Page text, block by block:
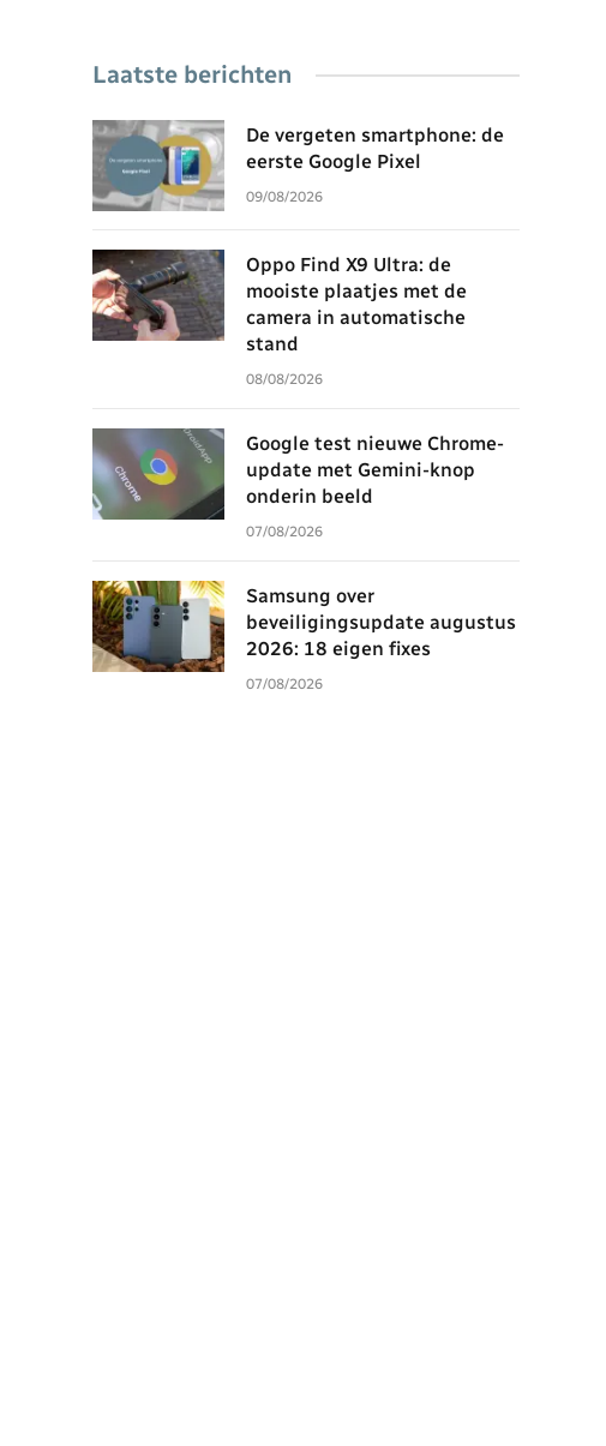
Laatste berichten
De vergeten smartphone: de
eerste Google Pixel
09/08/2026
Oppo Find X9 Ultra: de
mooiste plaatjes met de
camera in automatische
stand
08/08/2026
Google test nieuwe Chrome-
update met Gemini-knop
onderin beeld
07/08/2026
Samsung over
beveiligingsupdate augustus
2026: 18 eigen fixes
07/08/2026